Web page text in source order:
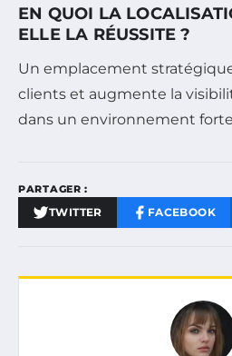
EN QUOI LA
ELLE LA RÉUSSITE ?
Un emplacement stratégique
clients et augmente la
dans un environnement
PARTAGER :
TWITTER FACEBOOK